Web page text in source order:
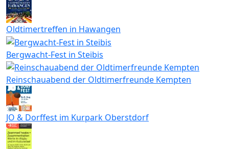
Oldtimertreffen in Hawangen
Bergwacht-Fest in Steibis
Reinschauabend der Oldtimerfreunde Kempten
JO & Dorffest im Kurpark Oberstdorf